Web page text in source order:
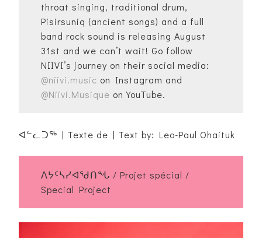
throat singing, traditional drum,
Pisirsuniq (ancient songs) and a full
band rock sound is releasing August
31st and we can’t wait! Go follow
NIIVI’s journey on their social media:
@niivi.music on Instagram and
@Niivi.Musique on YouTube.
ᐊᓪᓚᑐᖅ | Texte de | Text by: Leo-Paul Ohaituk
ᐱᔭᑦᓴᓯᐊᖁᑎᖓ / Projet spécial /
Special Project